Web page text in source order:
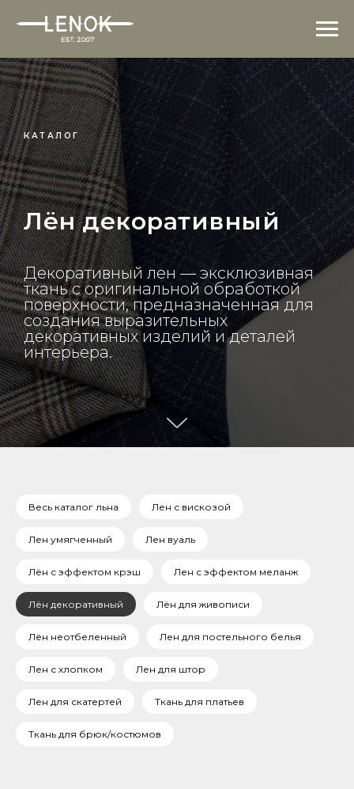
КАТАЛОГ
Лён декоративный
Декоративный лен — эксклюзивная
ткань с оригинальной обработкой
поверхности, предназначенная для
создания выразительных
декоративных изделий и деталей
интерьера.
Весь каталог льна Лен с вискозой
Лен умягченный Лен вуаль
Лён с эффектом крэш Лен с эффектом меланж
Лён декоративный Лён для живописи
Лён неотбеленный Лен для постельного белья
Лен с хлопком Лен для штор
Лен для скатертей Ткань для платьев
Ткань для брюк/костюмов